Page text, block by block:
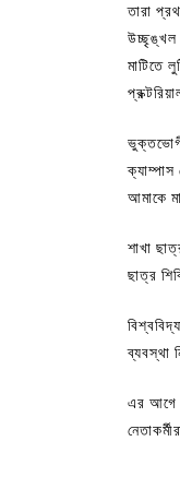
তারা
উচ্ছৃঙ্খল
মাটিতে
আমাকে
শাখা
ছাত্র
ব্যবস্থা
এর আগে